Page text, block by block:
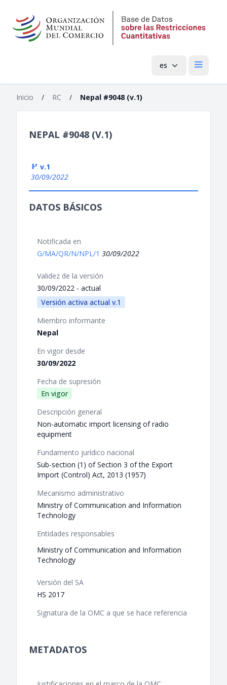
es Menú
Inicio / RC / Nepal #9048 (v.1)
NEPAL #9048 (V.1)
v.1
30/09/2022
DATOS BÁSICOS
Notificada en
G/MA/QR/N/NPL/1 30/09/2022
Validez de la versión
30/09/2022 - actual
Versión activa actual v.1
Miembro informante
Nepal
En vigor desde
30/09/2022
Fecha de supresión
En vigor
Descripción general
Non-automatic import licensing of radio
equipment
Fundamento jurídico nacional
Sub-section (1) of Section 3 of the Export
Import (Control) Act, 2013 (1957)
Mecanismo administrativo
Ministry of Communication and Information
Technology
Entidades responsables
Ministry of Communication and Information
Technology
Versión del SA
HS 2017
Signatura de la OMC a que se hace referencia
METADATOS